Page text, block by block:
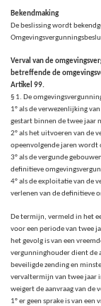
Bekendmaking
De beslissing wordt
Verval van de
betreffende de
Artikel 99.
§ 1. De
1° als de verwezenlijking
gestart binnen de twee jaar
2° als het uitvoeren van de
opeenvolgende jaren wordt
3° als de vergunde
definitieve
4° als de exploitatie van de
verlenen van de definitieve
De termijn, vermeld in het
voor een periode van twee
het gevolg is van een
vergunninghouder dient de
beveiligde zending en
vervaltermijn van twee jaar
weigert de aanvraag van de
1° er geen sprake is van